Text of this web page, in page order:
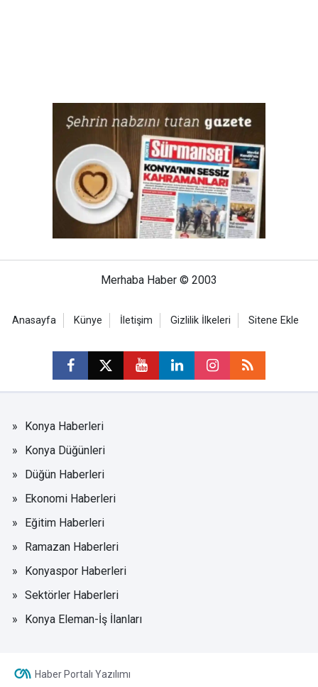
Merhaba Haber © 2003
Anasayfa Künye İletişim Gizlilik İlkeleri Sitene Ekle
Konya Haberleri
Konya Düğünleri
Düğün Haberleri
Ekonomi Haberleri
Eğitim Haberleri
Ramazan Haberleri
Konyaspor Haberleri
Sektörler Haberleri
Konya Eleman-İş İlanları
Haber Portalı Yazılımı